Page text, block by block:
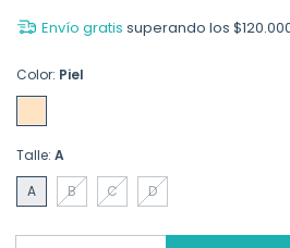
Envío gratis superando los
Color: Piel
Talle: A
A
B C D